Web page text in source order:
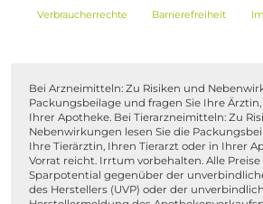
Verbraucherrechte
Barrierefreiheit
Bei Arzneimitteln: Zu Risiken und
Packungsbeilage und fragen Sie Ihre
Ihrer Apotheke. Bei Tierarzneimitteln: Zu
Nebenwirkungen lesen Sie die
Ihre Tierärztin, Ihren Tierarzt oder in Ihrer
Vorrat reicht. Irrtum vorbehalten. Alle Preise
Sparpotential gegenüber der
des Herstellers (UVP) oder der